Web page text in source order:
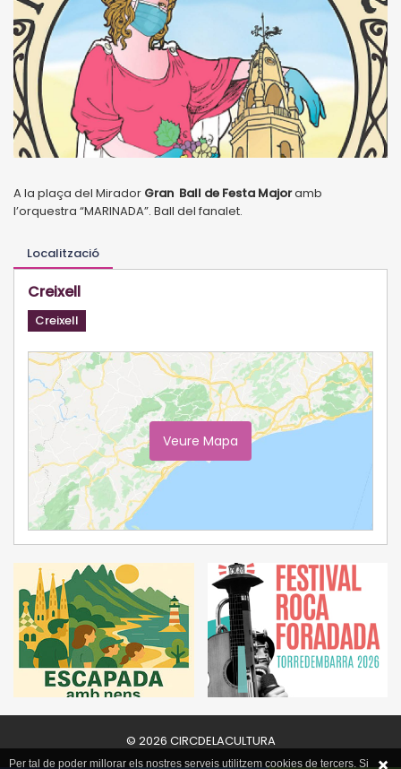
A la plaça del Mirador Gran Ball de Festa Majoramb
l’orquestra “MARINADA”. Ball del fanalet.
Localització
Creixell
Creixell
Veure Mapa
© 2026 CIRCDELACULTURA
Per tal de poder millorar els nostres serveis utilitzem cookies de tercers. Si